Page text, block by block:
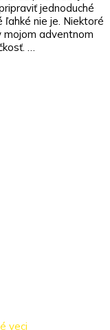
jednoduché
nie je. Niektoré
mojom adventnom
…
veci